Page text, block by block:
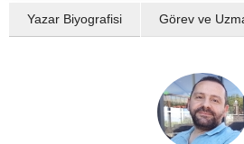
Yazar Biyografisi Görev ve